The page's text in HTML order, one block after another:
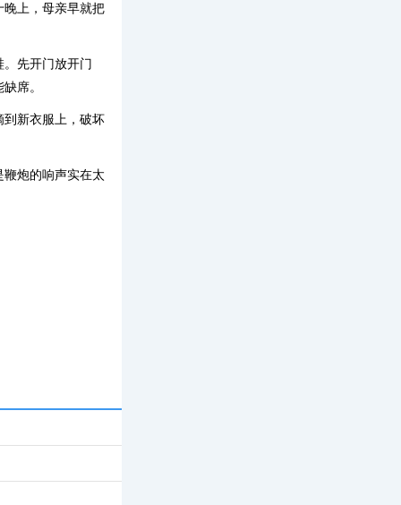
晚上，母亲早就把
先开门放开门
席。
到新衣服上，破坏
炮的响声实在太